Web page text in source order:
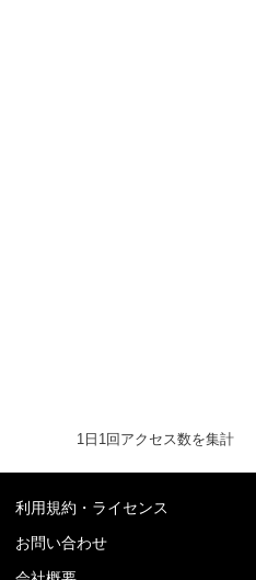
1日1回アクセス数を集計
利用規約・ライセンス
お問い合わせ